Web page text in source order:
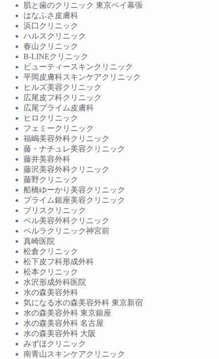
肌と歯のクリニック 東京ベイ幕張
はなふさ皮膚科
浜口クリニック
ハルスクリニック
春山クリニック
B-LINEクリニック
ビューティースキンクリニック
平岡皮膚科スキンケアクリニック
ヒルズ美容クリニック
広尾皮フ科クリニック
広尾プライム皮膚科
ヒロクリニック
フェミークリニック
福嶋美容外科クリニック
藤・ナチュレ美容クリニック
藤井美容外科
藤沢美容外科クリニック
藤野クリニック
船橋ゆーかり美容クリニック
プライム銀座美容クリニック
ブリスクリニック
ベル美容外科クリニック
ペルラクリニック神宮前
真崎医院
松倉クリニック
松下皮フ科形成外科
松本クリニック
水沢形成外科医院
水の森美容外科
気になる水の森美容外科 東京新宿
水の森美容外科 東京銀座
水の森美容外科 名古屋
水の森美容外科 大阪
みずほクリニック
南青山スキンケアクリニック